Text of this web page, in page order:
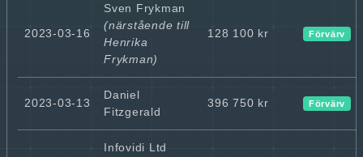
2023-03-16
Sven Frykman
(närstående till
Henrika
Frykman)
128 100 kr Förvärv
2023-03-13
Daniel
Fitzgerald
396 750 kr Förvärv
Infovidi Ltd